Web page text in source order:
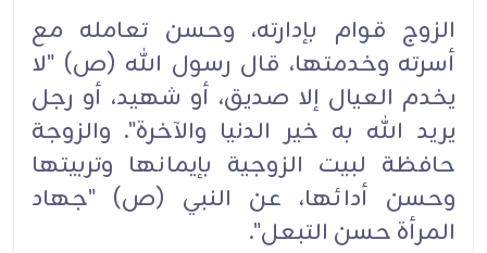
الزوج قوام بإدارته، وحسن تعامله مع
أسرته وخدمتها، قال رسول الله (ص) "لا
يخدم العيال إلا صديق، أو شهيد، أو رجل
يريد الله به خير الدنيا والآخرة". والزوجة
حافظة لبيت الزوجية بإيمانها وتربيتها
وحسن أدائها، عن النبي (ص) "جهاد
المرأة حسن التبعل".